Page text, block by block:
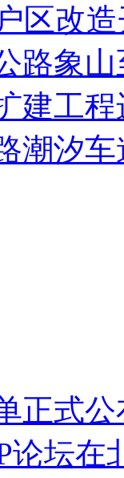
区改
路象
建工
潮汐
正式
论坛在